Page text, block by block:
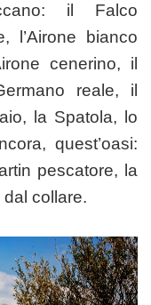
il Falco
l’Airone bianco
cenerino, il
reale, il
la Spatola, lo
quest’oasi:
pescatore, la
collare.